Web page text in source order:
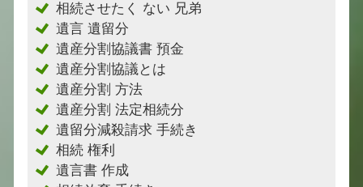
相続させたく ない 兄弟
遺言 遺留分
遺産分割協議書 預金
遺産分割協議とは
遺産分割 方法
遺産分割 法定相続分
遺留分減殺請求 手続き
相続 権利
遺言書 作成